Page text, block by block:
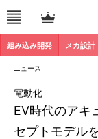
組み込み開発 メカ設計
ニュース
EV時代のアキ
セプトモデル
電動化